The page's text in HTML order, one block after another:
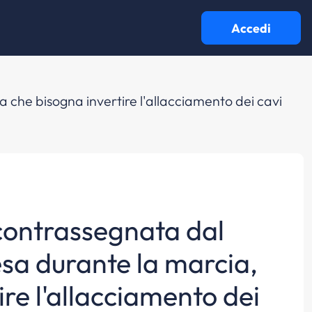
Accedi
che bisogna invertire l'allacciamento dei cavi
dal
durante la marcia,
l'allacciamento dei